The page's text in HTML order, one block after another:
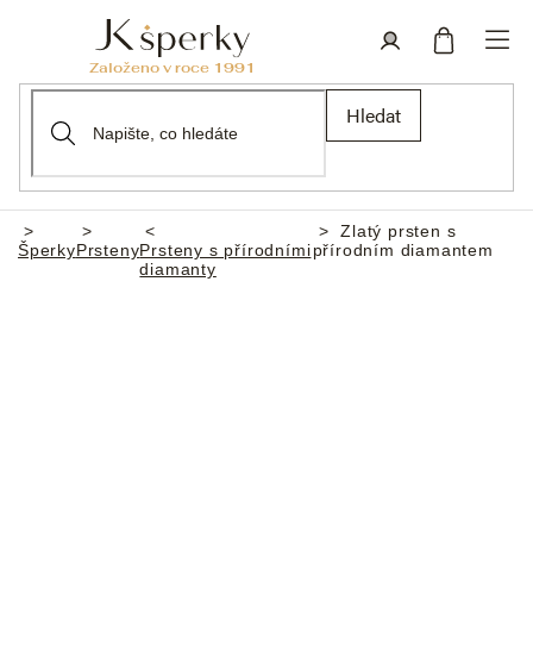
Hledat
Domů
ŠperkyPrstenyPrsteny s přírodními
diamanty
Zlatý prsten s
přírodním diamantem